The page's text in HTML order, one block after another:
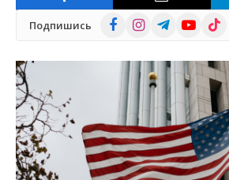
Подпишись FacebookInstagramTelegramYouTube
TikTok